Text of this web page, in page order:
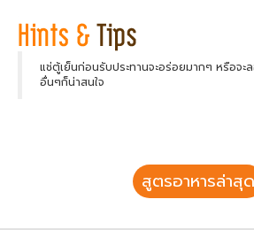
แช่ตู้เย็นก่อนรับประทานจะอร่อยมากๆ หรือจะ
อื่นๆก็น่าสนใจ
สูตรอาหารล่าสุด